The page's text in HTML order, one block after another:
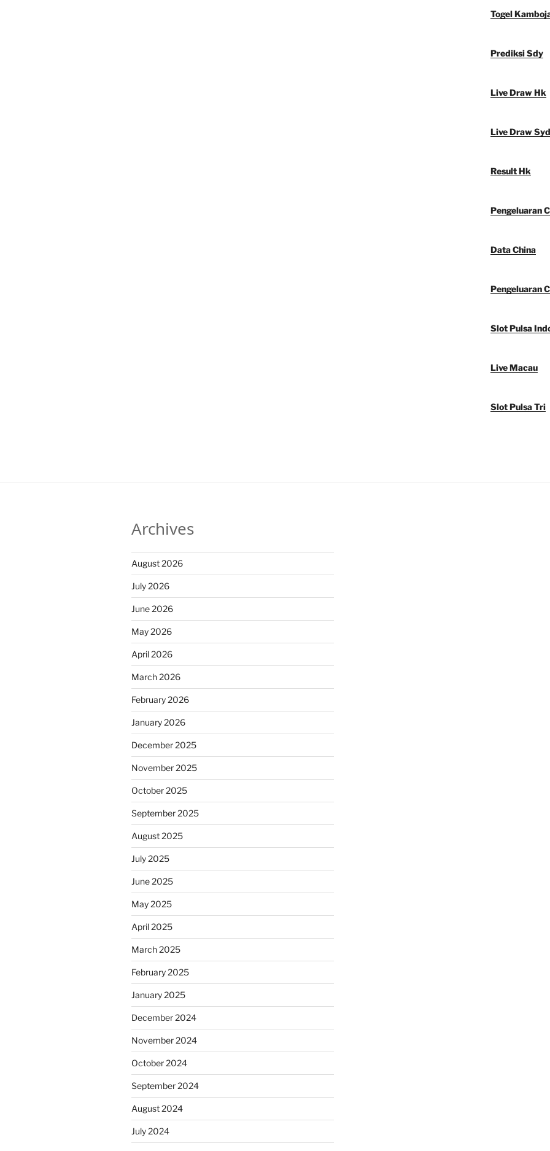
Togel
Prediksi Sdy
Live Draw Hk
Live Draw
Result Hk
Pengeluaran
Data China
Pengeluaran
Slot Pulsa
Live Macau
Slot Pulsa Tri
Archives
August 2026
July 2026
June 2026
May 2026
April 2026
March 2026
February 2026
January 2026
December 2025
November 2025
October 2025
September 2025
August 2025
July 2025
June 2025
May 2025
April 2025
March 2025
February 2025
January 2025
December 2024
November 2024
October 2024
September 2024
August 2024
July 2024